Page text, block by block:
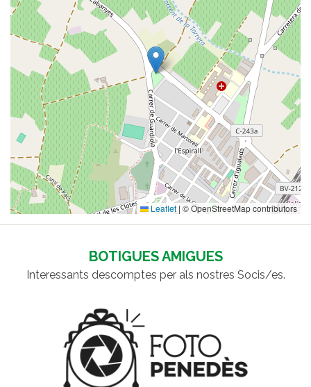
Leaflet | © OpenStreetMap contributors
BOTIGUES AMIGUES
Interessants descomptes per als nostres Socis/es.